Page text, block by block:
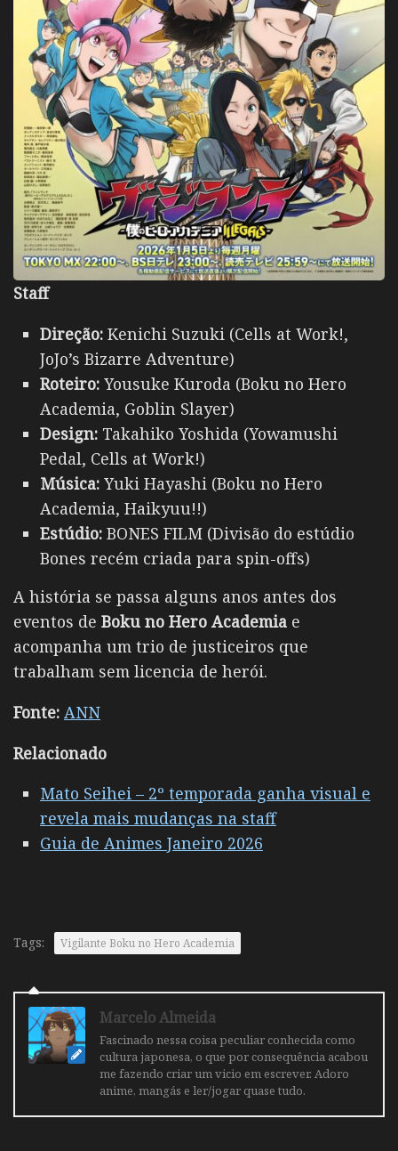
Staff
Direção: Kenichi Suzuki (Cells at Work!,
JoJo’s Bizarre Adventure)
Roteiro: Yousuke Kuroda (Boku no Hero
Academia, Goblin Slayer)
Design: Takahiko Yoshida (Yowamushi
Pedal, Cells at Work!)
Música: Yuki Hayashi (Boku no Hero
Academia, Haikyuu!!)
Estúdio: BONES FILM (Divisão do estúdio
Bones recém criada para spin-offs)
A história se passa alguns anos antes dos
eventos de Boku no Hero Academia e
acompanha um trio de justiceiros que
trabalham sem licencia de herói.
Fonte: ANN
Relacionado
Mato Seihei – 2º temporada ganha visual e
revela mais mudanças na staff
Guia de Animes Janeiro 2026
Tags: Vigilante Boku no Hero Academia
Marcelo Almeida
Fascinado nessa coisa peculiar conhecida como
cultura japonesa, o que por consequência acabou
me fazendo criar um vicio em escrever. Adoro
anime, mangás e ler/jogar quase tudo.